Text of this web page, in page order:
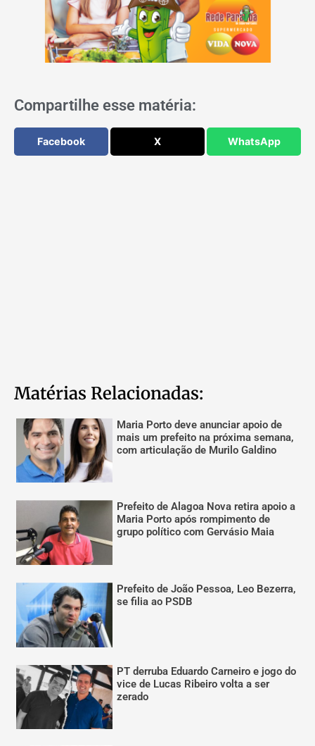
Compartilhe esse matéria:
Facebook X WhatsApp
Matérias Relacionadas:
Maria Porto deve anunciar apoio de
mais um prefeito na próxima semana,
com articulação de Murilo Galdino
Prefeito de Alagoa Nova retira apoio a
Maria Porto após rompimento de
grupo político com Gervásio Maia
Prefeito de João Pessoa, Leo Bezerra,
se filia ao PSDB
PT derruba Eduardo Carneiro e jogo do
vice de Lucas Ribeiro volta a ser
zerado